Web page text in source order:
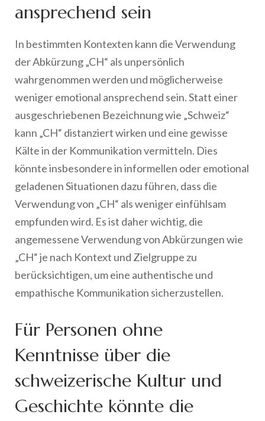
ansprechend sein
In bestimmten Kontexten kann die Verwendung
der Abkürzung „CH“ als unpersönlich
wahrgenommen werden und möglicherweise
weniger emotional ansprechend sein. Statt einer
ausgeschriebenen Bezeichnung wie „Schweiz“
kann „CH“ distanziert wirken und eine gewisse
Kälte in der Kommunikation vermitteln. Dies
könnte insbesondere in informellen oder emotional
geladenen Situationen dazu führen, dass die
Verwendung von „CH“ als weniger einfühlsam
empfunden wird. Es ist daher wichtig, die
angemessene Verwendung von Abkürzungen wie
„CH“ je nach Kontext und Zielgruppe zu
berücksichtigen, um eine authentische und
empathische Kommunikation sicherzustellen.
Für Personen ohne
Kenntnisse über die
schweizerische Kultur und
Geschichte könnte die